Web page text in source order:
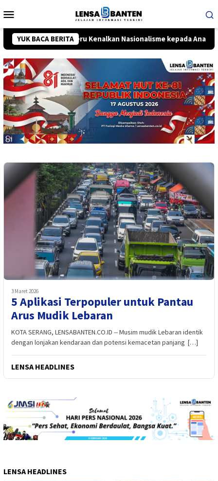
ke
Mobile
YUK BACA BERITA
Cara Seru Kenalkan Nasionalisme kepada Anak-anak
3 Maret 2026
5 Aplikasi Terpopuler untuk Pantau
Arus Mudik Lebaran
KOTA SERANG, LENSABANTEN.CO.ID -- Musim mudik Lebaran identik
dengan lonjakan kendaraan dan potensi kemacetan panjang […]
LENSA HEADLINES
LENSA HEADLINES